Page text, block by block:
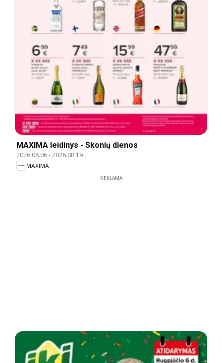
MAXIMA leidinys - Skonių dienos
2026.08.06-2026.08.19
MAXIMA
REKLAMA